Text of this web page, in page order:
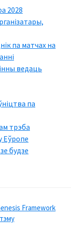
2028
па матчах на
ведаць
па
трэба
Еўропе
будзе
Framework